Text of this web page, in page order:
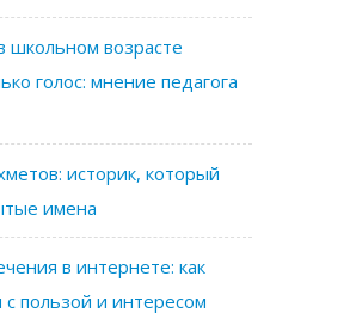
школьном возрасте
голос: мнение педагога
историк, который
имена
в интернете: как
пользой и интересом